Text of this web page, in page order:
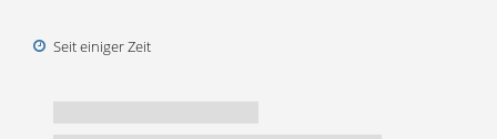
Seit einiger Zeit